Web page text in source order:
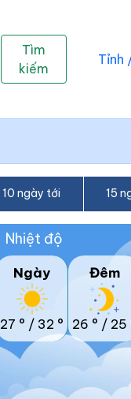
Tìm
kiếm
Tỉnh
10 ngày tới 15
Nhiệt độ
Ngày
27 ° / 32 °
Đêm
26 ° / 25